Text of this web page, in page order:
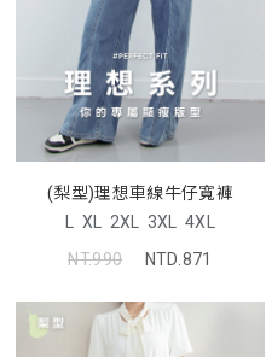
(梨型)理想車線牛仔寬褲
L XL 2XL 3XL 4XL
NT.990
NTD.871